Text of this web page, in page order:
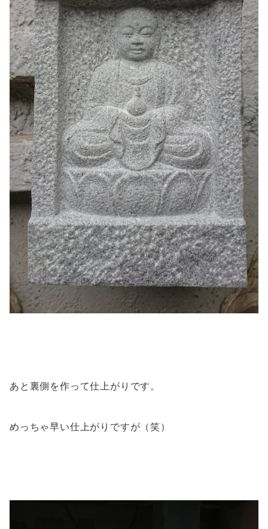
あと裏側を作って仕上がりです。
めっちゃ早い仕上がりですが（笑）